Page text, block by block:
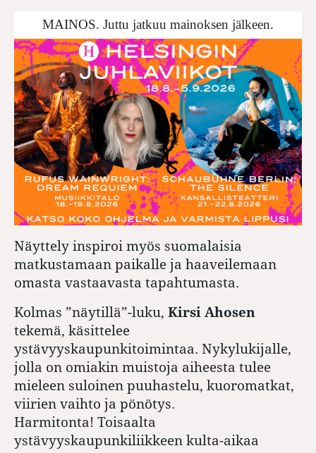
MAINOS. Juttu jatkuu mainoksen jälkeen.
Näyttely inspiroi myös suomalaisia
matkustamaan paikalle ja haaveilemaan
omasta vastaavasta tapahtumasta.
Kolmas ”näytillä”-luku, Kirsi Ahosen
tekemä, käsittelee
ystävyyskaupunkitoimintaa. Nykylukijalle,
jolla on omiakin muistoja aiheesta tulee
mieleen suloinen puuhastelu, kuoromatkat,
viirien vaihto ja pönötys.
Harmitonta! Toisaalta
ystävyyskaupunkiliikkeen kulta-aikaa